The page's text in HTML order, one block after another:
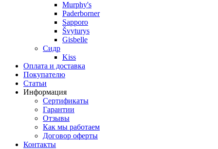
Murphy's
Paderborner
Sapporo
Švyturys
Gisbelle
Сидр
Kiss
Оплата и доставка
Покупателю
Статьи
Информация
Сертификаты
Гарантии
Отзывы
Как мы работаем
Договор оферты
Контакты